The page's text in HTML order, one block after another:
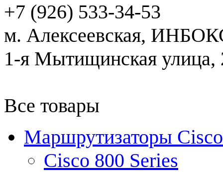
+7 (926) 533-34-53
м. Алексеевская,
1-я Мытищинская улица,
Все товары
Маршрутизаторы Cisco
Cisco 800 Series